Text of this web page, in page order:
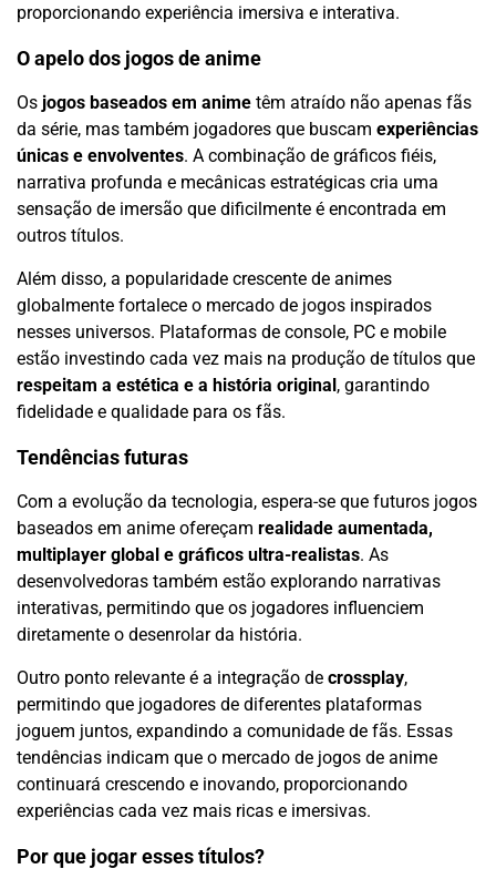
proporcionando experiência imersiva e interativa.
O apelo dos jogos de anime
Os jogos baseados em anime têm atraído não apenas fãs
da série, mas também jogadores que buscam experiências
únicas e envolventes. A combinação de gráficos fiéis,
narrativa profunda e mecânicas estratégicas cria uma
sensação de imersão que dificilmente é encontrada em
outros títulos.
Além disso, a popularidade crescente de animes
globalmente fortalece o mercado de jogos inspirados
nesses universos. Plataformas de console, PC e mobile
estão investindo cada vez mais na produção de títulos que
respeitam a estética e a história original, garantindo
fidelidade e qualidade para os fãs.
Tendências futuras
Com a evolução da tecnologia, espera-se que futuros jogos
baseados em anime ofereçam realidade aumentada,
multiplayer global e gráficos ultra-realistas. As
desenvolvedoras também estão explorando narrativas
interativas, permitindo que os jogadores influenciem
diretamente o desenrolar da história.
Outro ponto relevante é a integração de crossplay,
permitindo que jogadores de diferentes plataformas
joguem juntos, expandindo a comunidade de fãs. Essas
tendências indicam que o mercado de jogos de anime
continuará crescendo e inovando, proporcionando
experiências cada vez mais ricas e imersivas.
Por que jogar esses títulos?